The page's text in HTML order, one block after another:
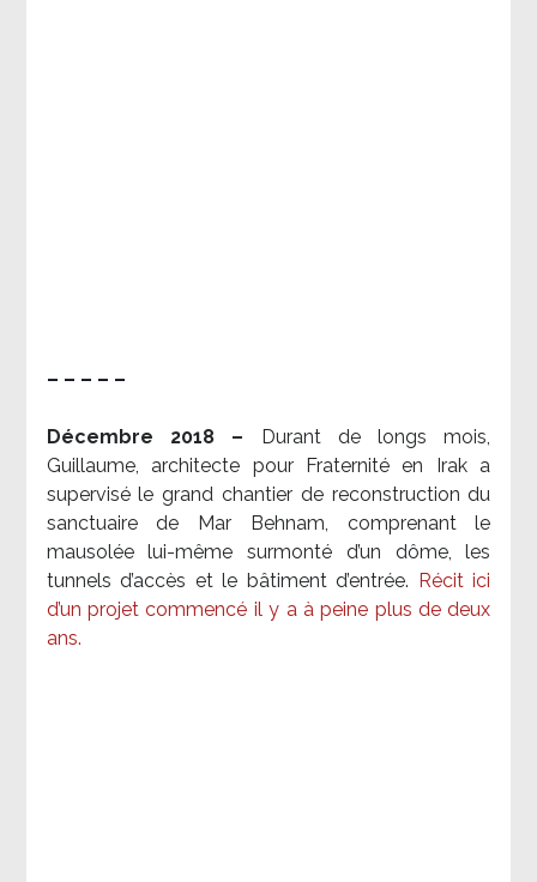
– – – – –
Décembre 2018 –
Durant de longs mois,
Guillaume, architecte pour Fraternité en Irak a
supervisé le grand chantier de reconstruction du
sanctuaire de Mar Behnam, comprenant le
mausolée lui-même surmonté d’un dôme, les
tunnels d’accès et le bâtiment d’entrée.
Récit ici
d’un projet commencé il y a à peine plus de deux
ans.